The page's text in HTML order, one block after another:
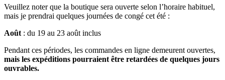
Veuillez noter que la boutique sera ouverte selon l’horaire habituel,
mais je prendrai quelques journées de congé cet été :
Août : du 19 au 23 août inclus
Pendant ces périodes, les commandes en ligne demeurent ouvertes,
mais les expéditions pourraient être retardées de quelques jours
ouvrables.